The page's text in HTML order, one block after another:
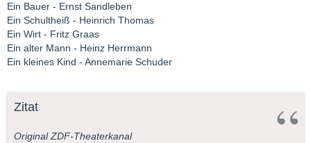
Ein Bauer - Ernst Sandleben
Ein Schultheiß - Heinrich Thomas
Ein Wirt - Fritz Graas
Ein alter Mann - Heinz Herrmann
Ein kleines Kind - Annemarie Schuder
Zitat
Original ZDF-Theaterkanal